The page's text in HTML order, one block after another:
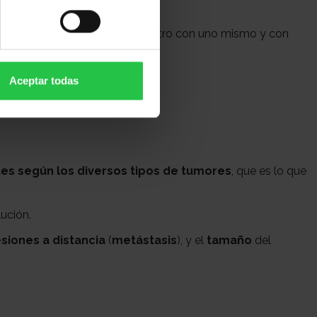
Aceptar todas
tiempo facilita el reencuentro con uno mismo y con
o medicina paliativa.
según los diversos tipos de tumores , que es lo que
a distancia (metástasis), y el tamaño del